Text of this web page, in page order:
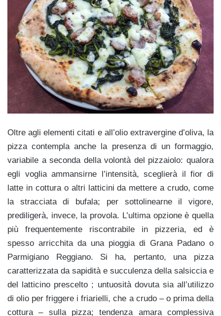
Oltre agli elementi citati e all’olio extravergine d’oliva, la
pizza contempla anche la presenza di un formaggio,
variabile a seconda della volontà del pizzaiolo: qualora
egli voglia ammansirne l’intensità, sceglierà il fior di
latte in cottura o altri latticini da mettere a crudo, come
la stracciata di bufala; per sottolinearne il vigore,
prediligerà, invece, la provola. L’ultima opzione è quella
più frequentemente riscontrabile in pizzeria, ed è
spesso arricchita da una pioggia di Grana Padano o
Parmigiano Reggiano. Si ha, pertanto, una pizza
caratterizzata da sapidità e succulenza della salsiccia e
del latticino prescelto ; untuosità dovuta sia all’utilizzo
di olio per friggere i friarielli, che a crudo – o prima della
cottura – sulla pizza; tendenza amara complessiva